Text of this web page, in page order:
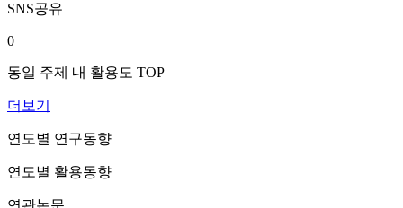
SNS공유
0
동일 주제 내 활용도 TOP
더보기
연도별 연구동향
연도별 활용동향
연관논문